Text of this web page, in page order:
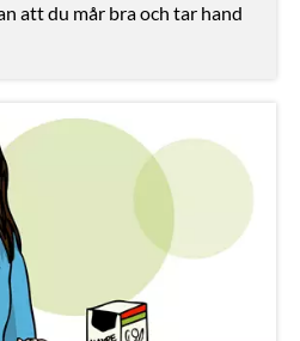
att du mår bra och tar hand